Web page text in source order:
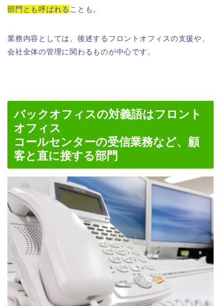
部門とも呼ばれる ことも。
業務内容としては、後述するフロントオフィスの支援や、
会社全体の管理に関わるものが中心です。
バックオフィスの対義語はフロント
オフィス
コールセンターの受信業務など、顧
客と直に接する部門